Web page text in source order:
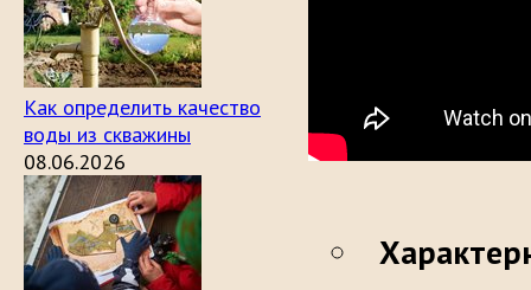
Как определить качество
воды из скважины
08.06.2026